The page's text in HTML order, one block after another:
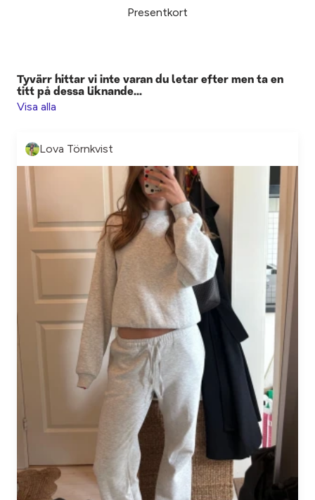
Presentkort
Tyvärr hittar vi inte varan du letar efter men ta en
titt på dessa liknande...
Visa alla
Lova Törnkvist